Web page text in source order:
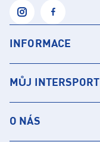
INFORMACE
MŮJ INTERSPORT
O NÁS